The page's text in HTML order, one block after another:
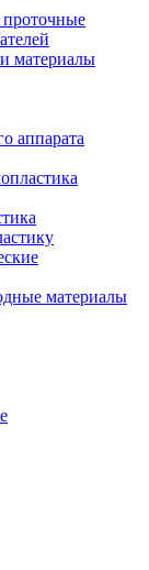
проточные
материалы
аппарата
материалы